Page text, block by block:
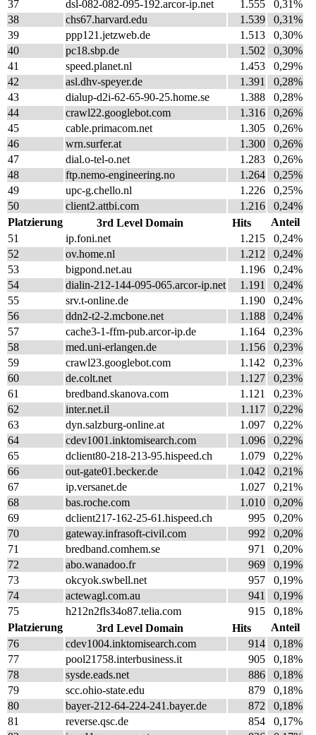
37
dsl-082-082-095-192.arcor-ip.net 1.555
0,31%
38
chs67.harvard.edu 1.539
0,31%
39
ppp121.jetzweb.de 1.513
0,30%
40
pc18.sbp.de 1.502
0,30%
41
speed.planet.nl 1.453
0,29%
42
asl.dhv-speyer.de 1.391
0,28%
43
dialup-d2i-62-65-90-25.home.se 1.388
0,28%
44
crawl22.googlebot.com 1.316
0,26%
45
cable.primacom.net 1.305
0,26%
46
wrn.surfer.at 1.300
0,26%
47
dial.o-tel-o.net 1.283
0,26%
48
ftp.nemo-engineering.no 1.264
0,25%
49
upc-g.chello.nl 1.226
0,25%
50
client2.attbi.com 1.216
0,24%
Platzierung
3rd Level Domain Hits
Anteil
51
ip.foni.net 1.215
0,24%
52
ov.home.nl 1.212
0,24%
53
bigpond.net.au 1.196
0,24%
54
dialin-212-144-095-065.arcor-ip.net 1.191
0,24%
55
srv.t-online.de 1.190
0,24%
56
ddn2-t2-2.mcbone.net 1.188
0,24%
57
cache3-1-ffm-pub.arcor-ip.de 1.164
0,23%
58
med.uni-erlangen.de 1.156
0,23%
59
crawl23.googlebot.com 1.142
0,23%
60
de.colt.net 1.127
0,23%
61
bredband.skanova.com 1.121
0,23%
62
inter.net.il 1.117
0,22%
63
dyn.salzburg-online.at 1.097
0,22%
64
cdev1001.inktomisearch.com 1.096
0,22%
65
dclient80-218-213-95.hispeed.ch 1.079
0,22%
66
out-gate01.becker.de 1.042
0,21%
67
ip.versanet.de 1.027
0,21%
68
bas.roche.com 1.010
0,20%
69
dclient217-162-25-61.hispeed.ch 995
0,20%
70
gateway.infrasoft-civil.com 992
0,20%
71
bredband.comhem.se 971
0,20%
72
abo.wanadoo.fr 969
0,19%
73
okcyok.swbell.net 957
0,19%
74
actewagl.com.au 941
0,19%
75
h212n2fls34o87.telia.com 915
0,18%
Platzierung
3rd Level Domain Hits
Anteil
76
cdev1004.inktomisearch.com 914
0,18%
77
pool21758.interbusiness.it 905
0,18%
78
sysde.eads.net 886
0,18%
79
scc.ohio-state.edu 879
0,18%
80
bayer-212-64-224-241.bayer.de 872
0,18%
81
reverse.qsc.de 854
0,17%